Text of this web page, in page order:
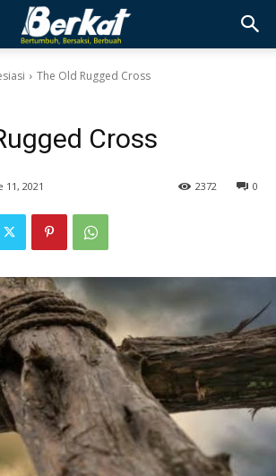
The Old Rugged Cross
Cross
11, 2021 0
2372